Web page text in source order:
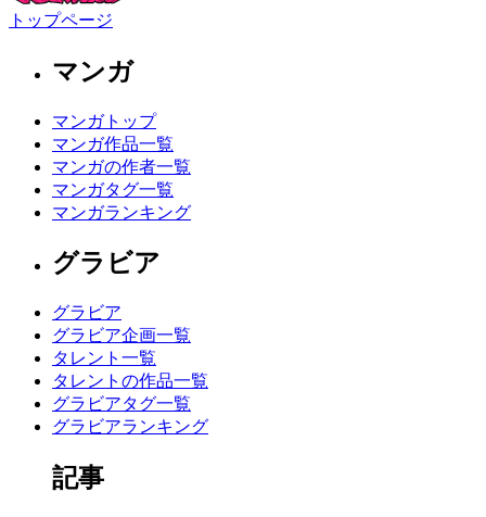
トップページ
マンガ
マンガトップ
マンガ作品一覧
マンガの作者一覧
マンガタグ一覧
マンガランキング
グラビア
グラビア
グラビア企画一覧
タレント一覧
タレントの作品一覧
グラビアタグ一覧
グラビアランキング
記事